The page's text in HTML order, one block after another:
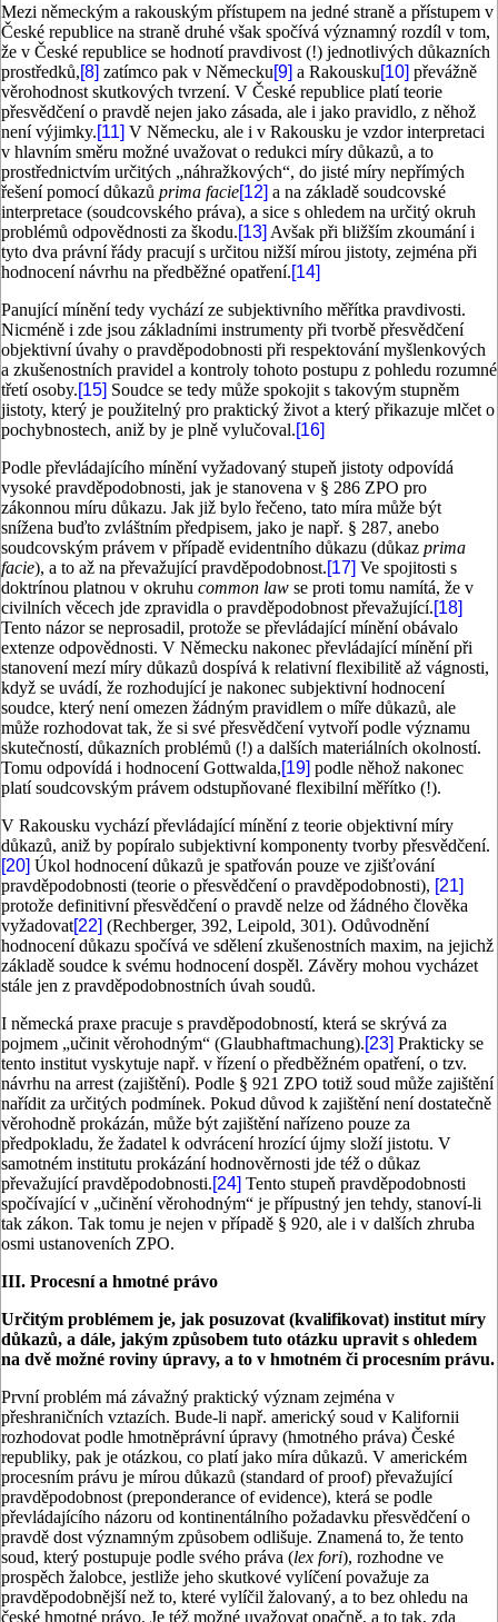
Mezi německým a rakouským přístupem na jedné straně a přístupem v
České republice na straně druhé však spočívá významný rozdíl v tom,
že v České republice se hodnotí pravdivost (!) jednotlivých důkazních
prostředků,[8] zatímco pak v Německu[9] a Rakousku[10] převážně
věrohodnost skutkových tvrzení. V České republice platí teorie
přesvědčení o pravdě nejen jako zásada, ale i jako pravidlo, z něhož
není výjimky.[11] V Německu, ale i v Rakousku je vzdor interpretaci
v hlavním směru možné uvažovat o redukci míry důkazů, a to
prostřednictvím určitých „náhražkových“, do jisté míry nepřímých
řešení pomocí důkazů prima facie[12] a na základě soudcovské
interpretace (soudcovského práva), a sice s ohledem na určitý okruh
problémů odpovědnosti za škodu.[13] Avšak při bližším zkoumání i
tyto dva právní řády pracují s určitou nižší mírou jistoty, zejména při
hodnocení návrhu na předběžné opatření.[14]
Panující mínění tedy vychází ze subjektivního měřítka pravdivosti.
Nicméně i zde jsou základními instrumenty při tvorbě přesvědčení
objektivní úvahy o pravděpodobnosti při respektování myšlenkových
a zkušenostních pravidel a kontroly tohoto postupu z pohledu rozumné
třetí osoby.[15] Soudce se tedy může spokojit s takovým stupněm
jistoty, který je použitelný pro praktický život a který přikazuje mlčet o
pochybnostech, aniž by je plně vylučoval.[16]
Podle převládajícího mínění vyžadovaný stupeň jistoty odpovídá
vysoké pravděpodobnosti, jak je stanovena v § 286 ZPO pro
zákonnou míru důkazu. Jak již bylo řečeno, tato míra může být
snížena buďto zvláštním předpisem, jako je např. § 287, anebo
soudcovským právem v případě evidentního důkazu (důkaz prima
facie), a to až na převažující pravděpodobnost.[17] Ve spojitosti s
doktrínou platnou v okruhu common law se proti tomu namítá, že v
civilních věcech jde zpravidla o pravděpodobnost převažující.[18]
Tento názor se neprosadil, protože se převládající mínění obávalo
extenze odpovědnosti. V Německu nakonec převládající mínění při
stanovení mezí míry důkazů dospívá k relativní flexibilitě až vágnosti,
když se uvádí, že rozhodující je nakonec subjektivní hodnocení
soudce, který není omezen žádným pravidlem o míře důkazů, ale
může rozhodovat tak, že si své přesvědčení vytvoří podle významu
skutečností, důkazních problémů (!) a dalších materiálních okolností.
Tomu odpovídá i hodnocení Gottwalda,[19] podle něhož nakonec
platí soudcovským právem odstupňované flexibilní měřítko (!).
V Rakousku vychází převládající mínění z teorie objektivní míry
důkazů, aniž by popíralo subjektivní komponenty tvorby přesvědčení.
[20] Úkol hodnocení důkazů je spatřován pouze ve zjišťování
pravděpodobnosti (teorie o přesvědčení o pravděpodobnosti), [21]
protože definitivní přesvědčení o pravdě nelze od žádného člověka
vyžadovat[22] (Rechberger, 392, Leipold, 301). Odůvodnění
hodnocení důkazu spočívá ve sdělení zkušenostních maxim, na jejichž
základě soudce k svému hodnocení dospěl. Závěry mohou vycházet
stále jen z pravděpodobnostních úvah soudů.
I německá praxe pracuje s pravděpodobností, která se skrývá za
pojmem „učinit věrohodným“ (Glaubhaftmachung).[23] Prakticky se
tento institut vyskytuje např. v řízení o předběžném opatření, o tzv.
návrhu na arrest (zajištění). Podle § 921 ZPO totiž soud může zajištění
nařídit za určitých podmínek. Pokud důvod k zajištění není dostatečně
věrohodně prokázán, může být zajištění nařízeno pouze za
předpokladu, že žadatel k odvrácení hrozící újmy složí jistotu. V
samotném institutu prokázání hodnověrnosti jde též o důkaz
převažující pravděpodobnosti.[24] Tento stupeň pravděpodobnosti
spočívající v „učinění věrohodným“ je přípustný jen tehdy, stanoví-li
tak zákon. Tak tomu je nejen v případě § 920, ale i v dalších zhruba
osmi ustanoveních ZPO.
III. Procesní a hmotné právo
Určitým problémem je, jak posuzovat (kvalifikovat) institut míry
důkazů, a dále, jakým způsobem tuto otázku upravit s ohledem
na dvě možné roviny úpravy, a to v hmotném či procesním právu.
První problém má závažný praktický význam zejména v
přeshraničních vztazích. Bude-li např. americký soud v Kalifornii
rozhodovat podle hmotněprávní úpravy (hmotného práva) České
republiky, pak je otázkou, co platí jako míra důkazů. V americkém
procesním právu je mírou důkazů (standard of proof) převažující
pravděpodobnost (preponderance of evidence), která se podle
převládajícího názoru od kontinentálního požadavku přesvědčení o
pravdě dost významným způsobem odlišuje. Znamená to, že tento
soud, který postupuje podle svého práva (lex fori), rozhodne ve
prospěch žalobce, jestliže jeho skutkové vylíčení považuje za
pravděpodobnější než to, které vylíčil žalovaný, a to bez ohledu na
české hmotné právo. Je též možné uvažovat opačně, a to tak, zda